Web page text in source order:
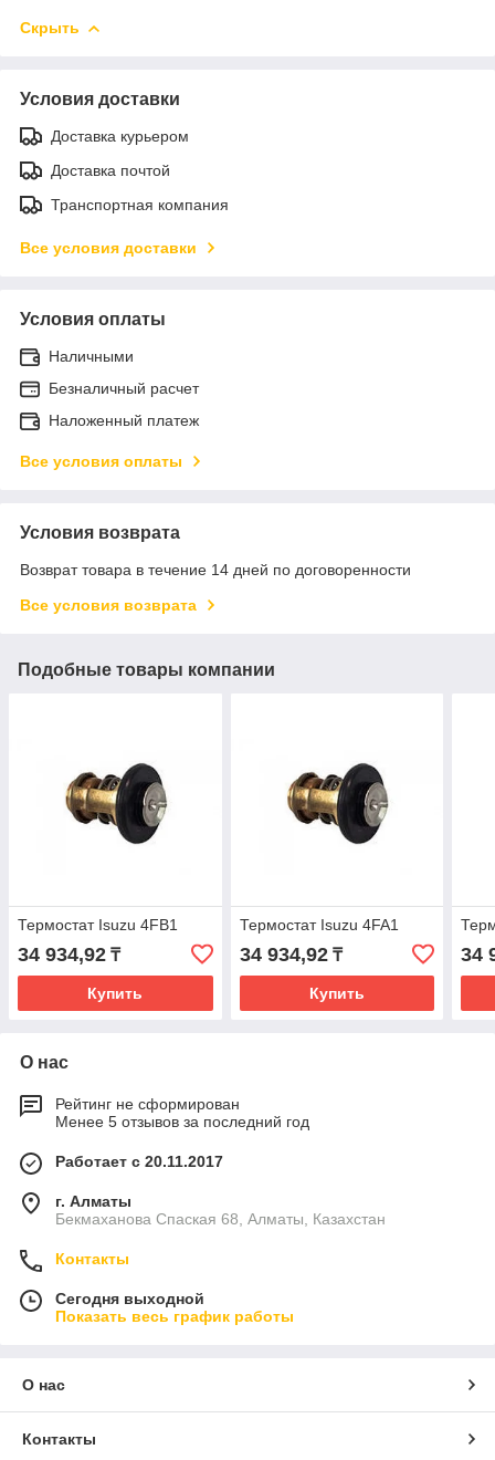
Скрыть
Условия доставки
Доставка курьером
Доставка почтой
Транспортная компания
Все условия доставки
Условия оплаты
Наличными
Безналичный расчет
Наложенный платеж
Все условия оплаты
Условия возврата
Возврат товара в течение 14 дней по договоренности
Все условия возврата
Подобные товары компании
Термостат Isuzu 4FB1
34 934,92 ₸
Купить
Термостат Isuzu 4FA1
34 934,92₸
Купить
34
О нас
Рейтинг не сформирован
Менее 5 отзывов за последний год
Работает с 20.11.2017
г. Алматы
Бекмаханова Спаская 68, Алматы, Казахстан
Контакты
Сегодня выходной
Показать весь график работы
О нас
Контакты